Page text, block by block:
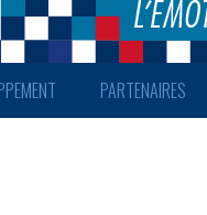
PARTENAIRES